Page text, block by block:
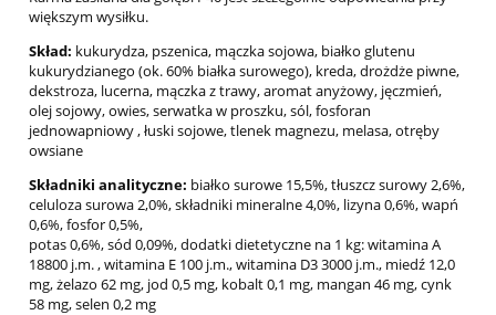
większym wysiłku.
Skład: kukurydza, pszenica, mączka sojowa, białko glutenu
kukurydzianego (ok. 60% białka surowego), kreda, drożdże piwne,
dekstroza, lucerna, mączka z trawy, aromat anyżowy, jęczmień,
olej sojowy, owies, serwatka w proszku, sól, fosforan
jednowapniowy , łuski sojowe, tlenek magnezu, melasa, otręby
owsiane
Składniki analityczne: białko surowe 15,5%, tłuszcz surowy 2,6%,
celuloza surowa 2,0%, składniki mineralne 4,0%, lizyna 0,6%, wapń
0,6%, fosfor 0,5%,
potas 0,6%, sód 0,09%, dodatki dietetyczne na 1 kg: witamina A
18800 j.m. , witamina E 100 j.m., witamina D3 3000 j.m., miedź 12,0
mg, żelazo 62 mg, jod 0,5 mg, kobalt 0,1 mg, mangan 46 mg, cynk
58 mg, selen 0,2 mg